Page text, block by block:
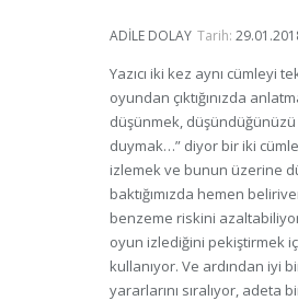
ADILE DOLAY Tarih:
Yazıcı iki kez aynı cümleyi
oyundan çıktığınızda
düşünmek,
duymak…” diyor bir iki
izlemek ve bunun üzerine
baktığımızda hemen
benzeme riskini
oyun izlediğini pekiştirmek
kullanıyor. Ve ardından iyi
yararlarını sıralıyor, adeta